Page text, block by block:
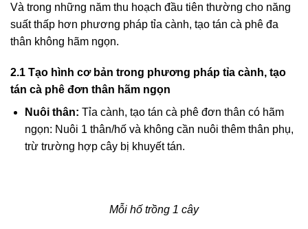
Và trong những năm thu hoạch đầu tiên thường cho năng
suất thấp hơn phương pháp tỉa cành, tạo tán cà phê đa
thân không hãm ngọn.
2.1 Tạo hình cơ bản trong phương pháp tỉa cành, tạo
tán cà phê đơn thân hãm ngọn
Nuôi thân: Tỉa cành, tạo tán cà phê đơn thân có hãm
ngọn: Nuôi 1 thân/hố và không cần nuôi thêm thân phụ,
trừ trường hợp cây bị khuyết tán.
Mỗi hố trồng 1 cây